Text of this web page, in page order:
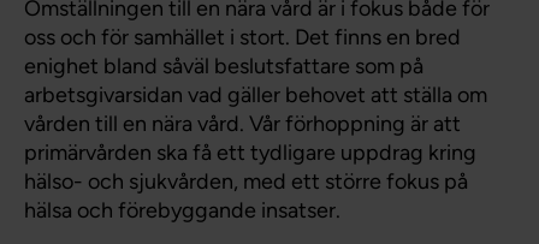
Omställningen till en nära vård är i fokus både för
oss och för samhället i stort. Det finns en bred
enighet bland såväl beslutsfattare som på
arbetsgivarsidan vad gäller behovet att ställa om
vården till en nära vård. Vår förhoppning är att
primärvården ska få ett tydligare uppdrag kring
hälso- och sjukvården, med ett större fokus på
hälsa och förebyggande insatser.